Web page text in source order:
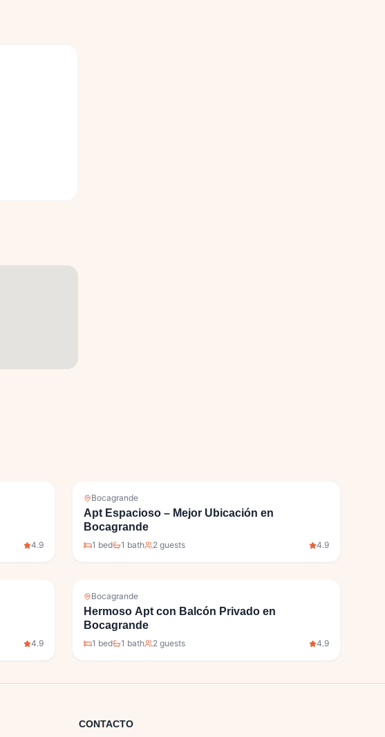
4.9
Bocagrande
Apt Espacioso – Mejor Ubicación en
Bocagrande
1 bed 1 bath 2guests 4.9
4.9
Bocagrande
Hermoso Apt con Balcón Privado en
Bocagrande
1 bed 1 bath 2guests 4.9
CONTACTO